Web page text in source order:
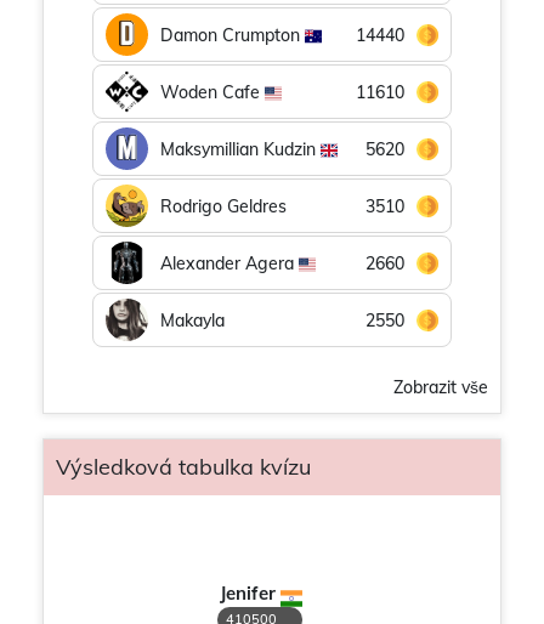
Damon Crumpton 14440
Woden Cafe 11610
Maksymillian Kudzin 5620
Rodrigo Geldres 3510
Alexander Agera 2660
Makayla 2550
Zobrazit vše
Výsledková tabulka kvízu
Jenifer
410500